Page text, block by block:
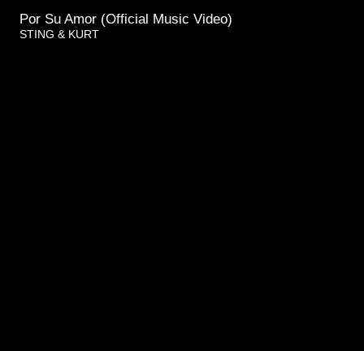
Por Su Amor (Official Music Video)
STING & KURT